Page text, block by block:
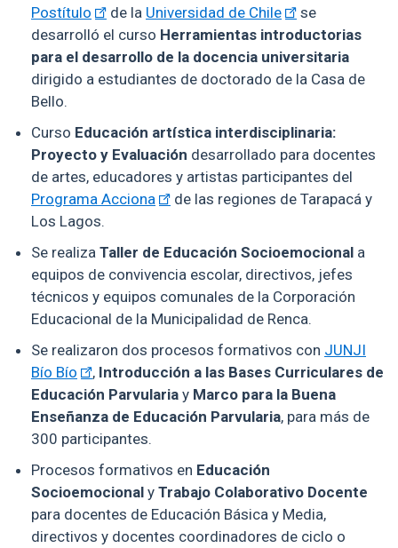
Postítulo
de la Universidad de Chile
se
desarrolló el curso Herramientas introductorias
para el desarrollo de la docencia universitaria
dirigido a estudiantes de doctorado de la Casa de
Bello.
Curso Educación artística interdisciplinaria:
Proyecto y Evaluación desarrollado para docentes
de artes, educadores y artistas participantes del
Programa Acciona
de las regiones de Tarapacá y
Los Lagos.
Se realiza Taller de Educación Socioemocional a
equipos de convivencia escolar, directivos, jefes
técnicos y equipos comunales de la Corporación
Educacional de la Municipalidad de Renca.
Se realizaron dos procesos formativos con JUNJI
Bío Bío
, Introducción a las Bases Curriculares de
Educación Parvularia y Marco para la Buena
Enseñanza de Educación Parvularia, para más de
300 participantes.
Procesos formativos en Educación
Socioemocional y Trabajo Colaborativo Docente
para docentes de Educación Básica y Media,
directivos y docentes coordinadores de ciclo o